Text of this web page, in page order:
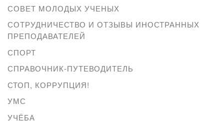
СОВЕТ МОЛОДЫХ УЧЕНЫХ
СОТРУДНИЧЕСТВО И ОТЗЫВЫ ИНОСТРАННЫХ
ПРЕПОДАВАТЕЛЕЙ
СПОРТ
СПРАВОЧНИК-ПУТЕВОДИТЕЛЬ
СТОП, КОРРУПЦИЯ!
УМС
УЧЁБА